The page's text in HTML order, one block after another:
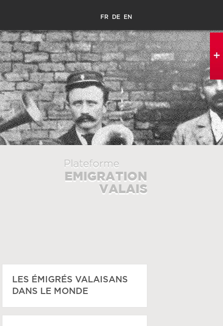
FR DE EN
LES ÉMIGRÉS VALAISANS
DANS LE MONDE